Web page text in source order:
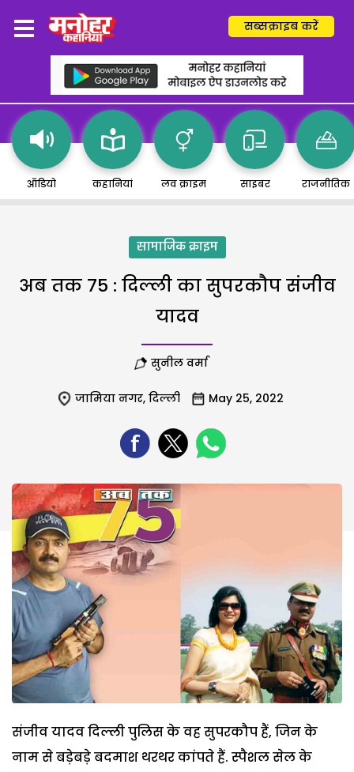
सब्सक्राइब करें
ऑडियो कहानियां लव क्राइम साइबर राजनीतिक
सामाजिक क्राइम
अब तक 75 : दिल्ली का सुपरकौप संजीव
यादव
सुनील वर्मा
जामिया नगर, दिल्ली May 25, 2022
संजीव यादव दिल्ली पुलिस के वह सुपरकौप हैं, जिन के
नाम से बड़ेबड़े बदमाश थरथर कांपते हैं. स्पैशल सेल के